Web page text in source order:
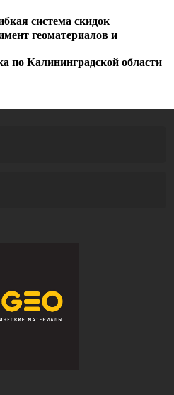
система скидок
геоматериалов и
по Калининградской области